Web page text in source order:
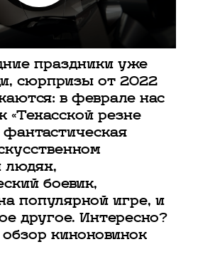
праздники уже
сюрпризы от 2022
в феврале нас
«Техасской резне
фантастическая
людях,
боевик,
популярной игре, и
другое. Интересно?
киноновинок